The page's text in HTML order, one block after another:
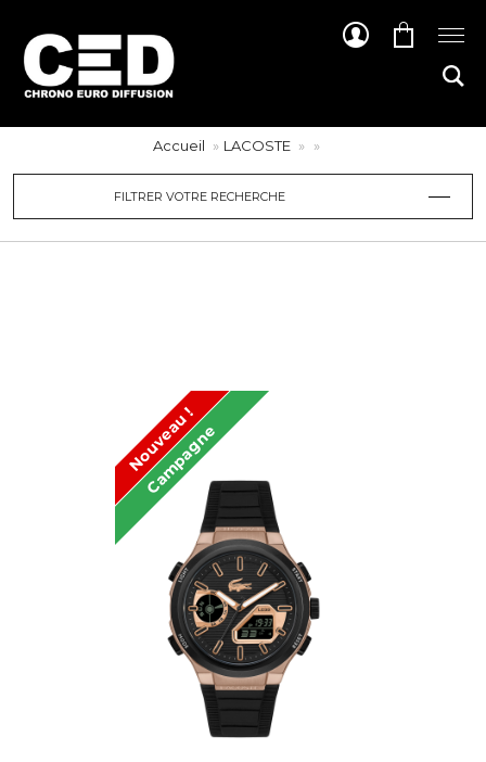
Accueil LACOSTE
FILTRER VOTRE RECHERCHE
Nouveau !
Campagne